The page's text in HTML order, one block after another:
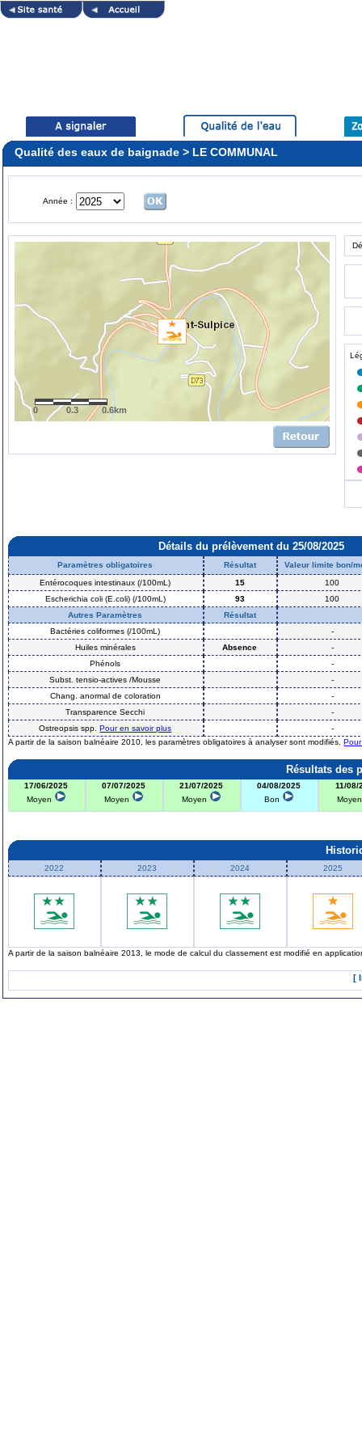
Qualité des eaux de baignade > LE COMMUNAL
Année :
0 0.3 0.6km
Détails du prélèvement du 25/08/2025
Paramètres obligatoires Résultat
Valeur limite bon/
Entérocoques intestinaux (/100mL)
15
100
Escherichia coli (E.coli) (/100mL)
93
100
Autres Paramètres
Résultat
Bactéries coliformes (/100mL)
-
Huiles minérales
Absence
-
Phénols
-
Subst. tensio-actives /Mousse
-
Chang. anormal de coloration
-
Transparence Secchi
-
Ostreopsis spp.Pour en savoir plus
-
A partir de la saison balnéaire 2010, les paramètres obligatoires à analyser sont modifiés.
Résultats des
17/06/2025
Moyen
07/07/2025
Moyen
21/07/2025
Moyen
04/08/2025
Bon
11/08/
2022 2023 2024 2025
A partir de la saison balnéaire 2013, le mode de calcul du classement est modifié en
[